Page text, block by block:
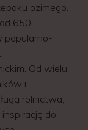
ozimego.
650
popularno-
Od wielu
i
rolnictwa,
do